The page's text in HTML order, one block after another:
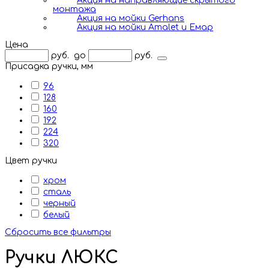
монтажа
Акция на мойки Gerhans
Акция на мойки Amalet и Емар
Цена
руб.
до
руб.
Присадка ручки, мм
96
128
160
192
224
320
Цвет ручки
хром
сталь
черный
белый
Сбросить все фильтры
Ручки ЛЮКС